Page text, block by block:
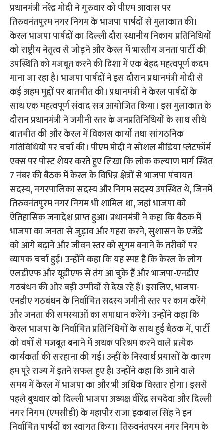
प्रधानमंत्री नरेंद्र मोदी ने गुरुवार को पीएम आवास पर
तिरुवनंतपुरम नगर निगम के भाजपा पार्षदों से मुलाकात की।
केरल भाजपा पार्षदों का दिल्ली दौरा स्थानीय निकाय प्रतिनिधियों
को राष्ट्रीय नेतृत्व से जोड़ने और केरल में भारतीय जनता पार्टी की
उपस्थिति को मजबूत करने की दिशा में एक बेहद महत्वपूर्ण कदम
माना जा रहा है। भाजपा पार्षदों ने इस दौरान प्रधानमंत्री मोदी से
कई अहम मुद्दों पर बातचीत की। प्रधानमंत्री ने केरल पार्षदों के
साथ एक महत्वपूर्ण संवाद सत्र आयोजित किया। इस मुलाकात के
दौरान प्रधानमंत्री ने जमीनी स्तर के जनप्रतिनिधियों के साथ सीधे
बातचीत की और केरल में विकास कार्यों तथा सांगठनिक
गतिविधियों पर चर्चा की। पीएम मोदी ने सोशल मीडिया प्लेटफॉर्म
एक्स पर पोस्ट शेयर करते हुए लिखा कि लोक कल्याण मार्ग स्थित
7 नंबर की बैठक में केरल के विभिन्न क्षेत्रों से भाजपा पंचायत
सदस्य, नगरपालिका सदस्य और निगम सदस्य उपस्थित थे, जिनमें
तिरुवनंतपुरम नगर निगम भी शामिल था, जहां भाजपा को
ऐतिहासिक जनादेश प्राप्त हुआ। प्रधानमंत्री ने कहा कि बैठक में
भाजपा का जनता से जुड़ाव और गहरा करने, सुशासन के एजेंडे
को आगे बढ़ाने और जीवन स्तर को सुगम बनाने के तरीकों पर
व्यापक चर्चा हुई। उन्होंने कहा कि यह स्पष्ट है कि केरल के लोग
एलडीएफ और यूडीएफ से तंग आ चुके हैं और भाजपा-एनडीए
गठबंधन की ओर बड़ी उम्मीदों से देख रहे हैं। इसलिए, भाजपा-
एनडीए गठबंधन के निर्वाचित सदस्य जमीनी स्तर पर काम करेंगे
और जनता की समस्याओं का समाधान करेंगे। उन्होंने कहा कि
केरल भाजपा के निर्वाचित प्रतिनिधियों के साथ हुई बैठक में, पार्टी
को वर्षों से मजबूत बनाने में अथक परिश्रम करने वाले प्रत्येक
कार्यकर्ता की सरहाना की गई। उन्हीं के निस्वार्थ प्रयासों के कारण
हम पूरे राज्य में इतने सफल हुए हैं। उन्होंने कहा कि आने वाले
समय में केरल में भाजपा का और भी अधिक विस्तार होगा। इससे
पहले बुधवार को दिल्ली भाजपा अध्यक्ष वीरेंद्र सचदेवा और दिल्ली
नगर निगम (एमसीडी) के महापौर राजा इकबाल सिंह ने इन
निर्वाचित पार्षदों का स्वागत किया। तिरुवनंतपुरम नगर निगम के